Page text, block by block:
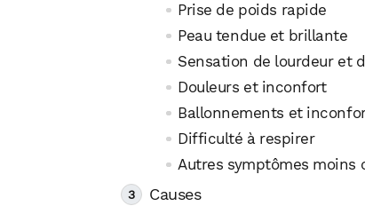
Prise de poids rapide
Peau tendue et brillante
Sensation de lourdeur et
Douleurs et inconfort
Ballonnements et
Difficulté à respirer
Autres symptômes moins
Causes